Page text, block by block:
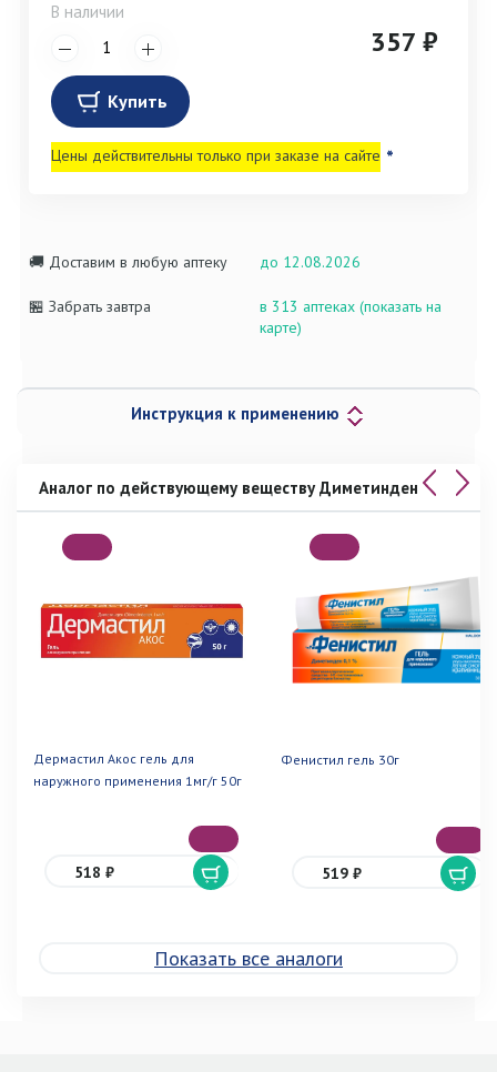
В наличии
357 ₽
Купить
Цены действительны только при заказе на сайте *
🚚 Доставим в любую аптеку до 12.08.2026
🏪 Забрать завтра
в 313 аптеках (показать на
карте)
Инструкция к применению
Аналог по действующему веществу Диметинден
Дермастил Акос гель для
наружного применения 1мг/г 50г
518 ₽
Фенистил гель 30г
519 ₽
Показать все аналоги